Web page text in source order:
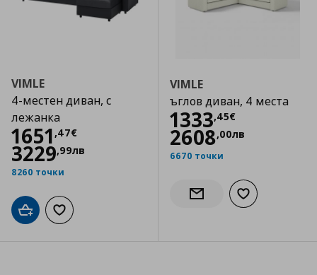
VIMLE
4-местен диван, с
лежанка
1651 ,47€
Цена1651,47 €
3229,99лв
8260 точки
Добави в кошницата
Добави към списъка с любими
VIMLE
ъглов диван, 4 места
1333,45€
Цена1333,45 €
2608,00лв
6670 точки
Информирай ме за
Добави към